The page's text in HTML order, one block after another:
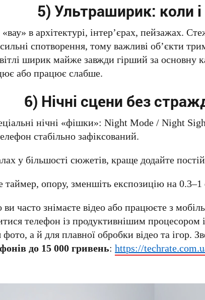
5) Ультраширик: коли і
в архітектурі, інтер’єрах, пейзажах.
спотворення, тому важливі об’єкти
ширик майже завжди гірший за
або працює слабше.
6) Нічні сцени без
нічні «фішки»: Night Mode / Night
стабільно зафіксований.
у більшості сюжетів, краще додайте
таймер, опору, зменшіть експозицію на 0.3–1
часто знімаєте відео або працюєте з
телефон із продуктивнішим
а й для плавної обробки відео та ігор.
до 15 000 гривень:https://